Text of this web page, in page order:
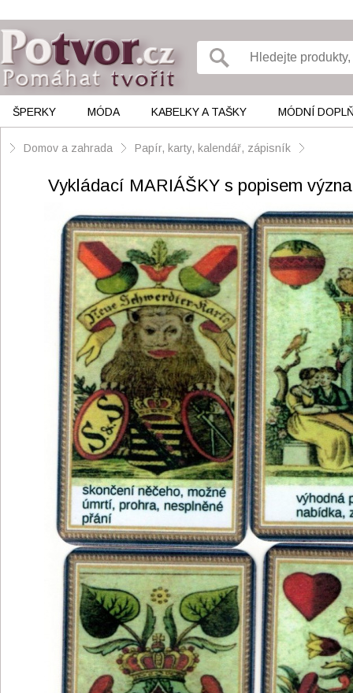
ŠPERKY MÓDA KABELKY A TAŠKY MÓDNÍ
Domov a zahrada Papír, karty, kalendář, zápisník
Vykládací MARIÁŠKY s popisem